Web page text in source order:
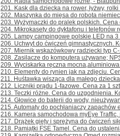
201. Kask dla dziecka na rower, łyżwy,
202. Maszynka do mięsa do robota
203. Wyżymaczki do pralek polskich.
204. Mikrokasety do dyktafonu i telefonów
205. Lampy campingowe polskie,LED na
206. Uchwyt do ćwiczeń gimnastycznych.
207. Miernik wskazówkowy radziecki typ
208. Zasilacze do komputera używane;
209. Wyciskarka ręczna
210. Elementy do rynien jak na zdjęciu.
211. Huśtawka wisząca dla małego
212. Liczniki prądu 1-fazowe. Cena za 1
213. Teczki różne. Cena do uzgodnienia.
214. Głowice do baterii do wody,
215. Automaty do pochłaniaczy zapachów
216. Kamera samochodowa myEye
217. Drążek gięty i sprężyna do ćwiczeń
218. Pamiątki FSE Tamel. Cena do